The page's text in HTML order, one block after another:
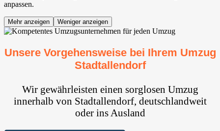
anpassen.
Mehr anzeigen Weniger anzeigen
Unsere Vorgehensweise bei Ihrem Umzug
Stadtallendorf
Wir gewährleisten einen sorglosen Umzug
innerhalb von Stadtallendorf, deutschlandweit
oder ins Ausland